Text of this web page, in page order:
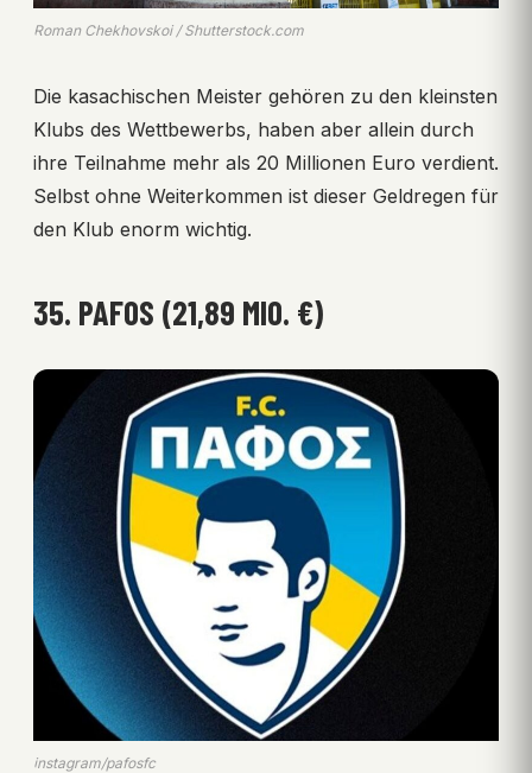
Roman Chekhovskoi / Shutterstock.com
Die kasachischen Meister gehören zu den kleinsten
Klubs des Wettbewerbs, haben aber allein durch
ihre Teilnahme mehr als 20 Millionen Euro verdient.
Selbst ohne Weiterkommen ist dieser Geldregen für
den Klub enorm wichtig.
35. PAFOS (21,89 MIO. €)
instagram/pafosfc